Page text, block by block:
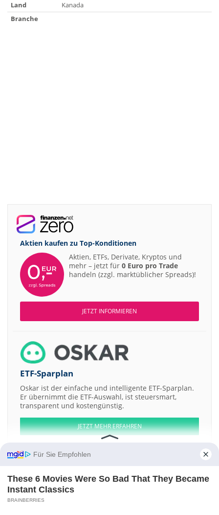
Land
Kanada
Branche
Aktien kaufen zu Top-Konditionen
Aktien, ETFs, Derivate, Kryptos und
mehr – jetzt für 0 Euro pro Trade
handeln (zzgl. marktüblicher Spreads)!
JETZT INFORMIEREN
ETF-Sparplan
Oskar ist der einfache und intelligente ETF-Sparplan.
Er übernimmt die ETF-Auswahl, ist steuersmart,
transparent und kostengünstig.
JETZT MEHR ERFAHREN
Aktien ATX DAX EuroStoxx 50 Dow Jones NASDAQ 100
Nikkei 225
Für Sie Empfohlen
These 6 Movies Were So Bad That They Became
Instant Classics
BRAINBERRIES